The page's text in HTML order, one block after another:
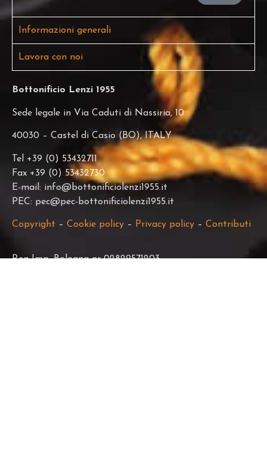
Informazioni generali
Lavora con noi
Bottonificio Lenzi 1955
Sede legale in Via Caduti di Nassiria, 10
40030 – Castel di Casio (BO), ITALY
Tel +39 (0) 53432711
Fax +39 (0) 53432730
E-mail: info@bottonificiolenzi1955.it
PEC: pec@pec-bottonificiolenzi1955.it
Copyright – Cookie policy – Privacy policy – Contributi
Reg Imp. Bologna nr 02829571203